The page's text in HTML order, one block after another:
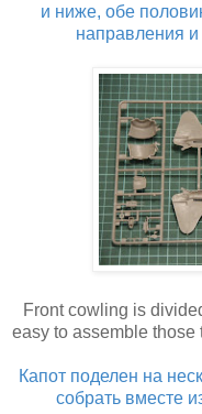
и ниже, обе
направления и
Front cowling is
easy to assemble those
Капот поделен на
собрать вместе